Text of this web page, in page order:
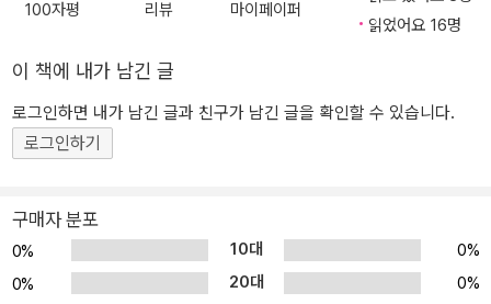
성들에 대한 무수한 살인을 회상한다. 작가는 페미니즘적인 분노를
동력 삼아 복잡한 추리 소설을 써냈다.”―《AP》 “고등학교, 90년대,
을 고찰하게 만드는 책이다.”―《LA 타임스》 “넋을 빼앗는다. 군더더
기 없이 풍성한 문장들, 짧지만 마법 같은 챕터와 문장들은 피아노 줄
을 날카롭게 전달하며, 기억이 어떻게 꿈에 젖어드는지를 능숙하게
탐구한다. 끈기 있고 암시적인 인물 묘사로 인물이 전형적으로 보이
는 것을 막는다. 그 결과, 단절되고 불가해한 폭력 행위를 음흉하게 엿
100자평 리뷰 마이페이퍼
읽었어요 16명
이 책에 내가 남긴 글
로그인하면 내가 남긴 글과 친구가 남긴 글을 확인할 수 있습니다.
로그인하기
구매자 분포
0% 10대
0%
0%
20대
0%